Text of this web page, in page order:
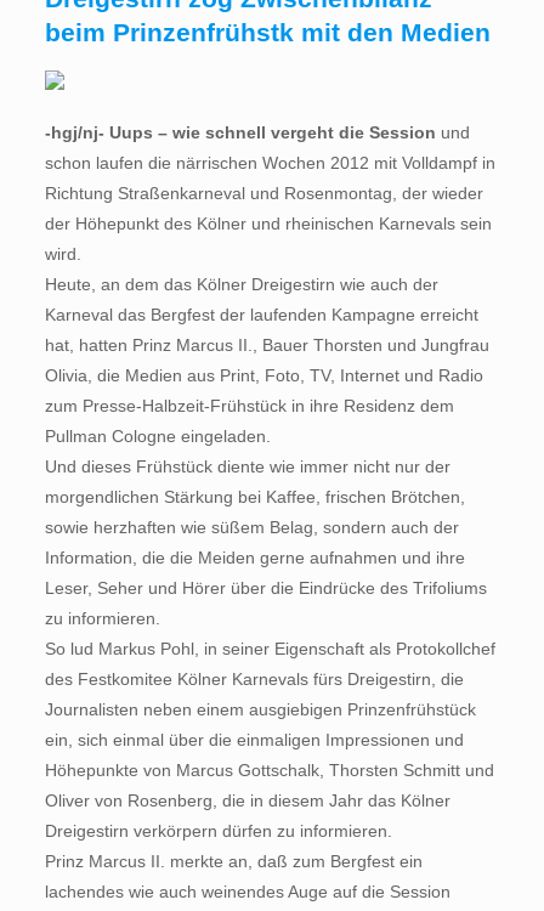
beim Prinzenfrühstk mit den Medien
-hgj/nj- Uups – wie schnell vergeht die Session und
schon laufen die närrischen Wochen 2012 mit Volldampf in
Richtung Straßenkarneval und Rosenmontag, der wieder
der Höhepunkt des Kölner und rheinischen Karnevals sein
wird.
Heute, an dem das Kölner Dreigestirn wie auch der
Karneval das Bergfest der laufenden Kampagne erreicht
hat, hatten Prinz Marcus II., Bauer Thorsten und Jungfrau
Olivia, die Medien aus Print, Foto, TV, Internet und Radio
zum Presse-Halbzeit-Frühstück in ihre Residenz dem
Pullman Cologne eingeladen.
Und dieses Frühstück diente wie immer nicht nur der
morgendlichen Stärkung bei Kaffee, frischen Brötchen,
sowie herzhaften wie süßem Belag, sondern auch der
Information, die die Meiden gerne aufnahmen und ihre
Leser, Seher und Hörer über die Eindrücke des Trifoliums
zu informieren.
So lud Markus Pohl, in seiner Eigenschaft als Protokollchef
des Festkomitee Kölner Karnevals fürs Dreigestirn, die
Journalisten neben einem ausgiebigen Prinzenfrühstück
ein, sich einmal über die einmaligen Impressionen und
Höhepunkte von Marcus Gottschalk, Thorsten Schmitt und
Oliver von Rosenberg, die in diesem Jahr das Kölner
Dreigestirn verkörpern dürfen zu informieren.
Prinz Marcus II. merkte an, daß zum Bergfest ein
lachendes wie auch weinendes Auge auf die Session